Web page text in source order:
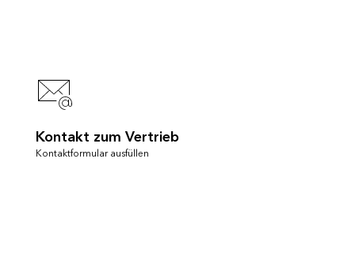
Kontakt zum Vertrieb
Kontaktformular ausfüllen